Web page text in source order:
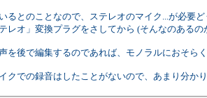
るとのことなので、ステレオのマイク...が必要
レオ」変換プラグをさしてから (そんなのあるの
を後で編集するのであれば、モノラルにおそらく
クでの録音はしたことがないので、あまり分かり